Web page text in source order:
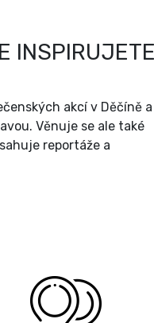
akcí v Děčíně a
Věnuje se ale také
reportáže a